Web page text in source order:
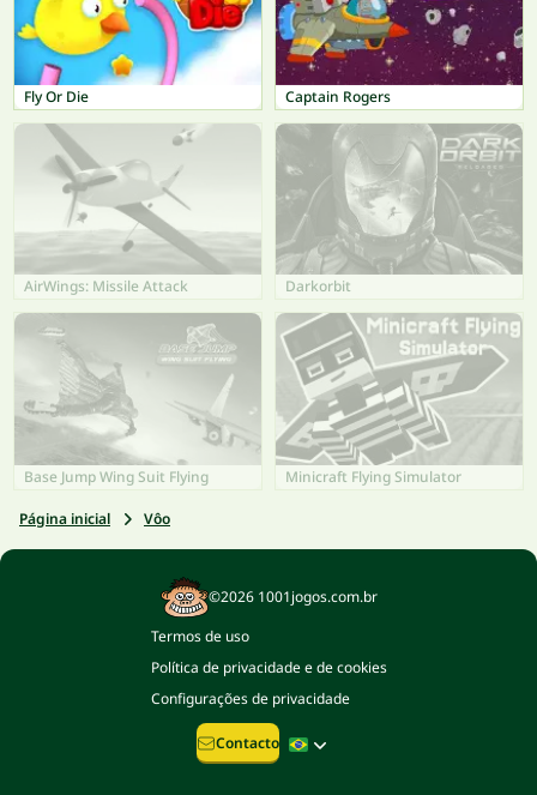
Fly Or Die Captain Rogers
AirWings: Missile Attack Darkorbit
Base Jump Wing Suit Flying Minicraft Flying Simulator
Página inicial Vôo
©2026 1001jogos.com.br
Termos de uso
Política de privacidade e de cookies
Configurações de privacidade
Contacto